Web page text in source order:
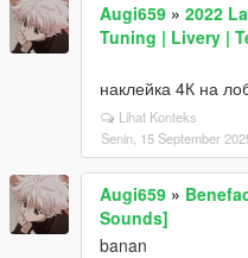
Augi659 » 2022
Tuning | Livery |
наклейка 4К на
Lihat Konteks
Senin, 15 September
Augi659 »
Sounds]
banan